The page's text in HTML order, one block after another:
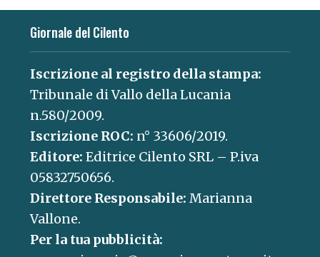
Giornale del Cilento
Iscrizione al registro della stampa:
Tribunale di Vallo della Lucania
n.580/2009.
Iscrizione ROC: n° 33606/2019.
Editore: Editrice Cilento SRL – P.iva
05832750656.
Direttore Responsabile: Marianna
Vallone.
Per la tua pubblicità: